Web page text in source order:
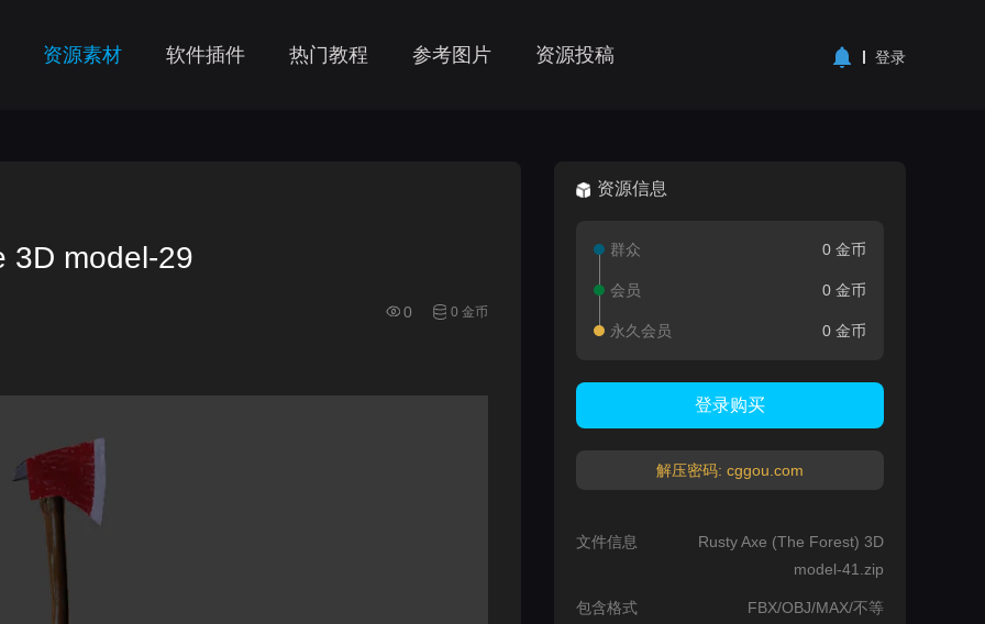
资源素材 软件插件 热门教程 参考图片 资源投稿 登录
3D model-29
0 0 金币
资源信息
群众 0 金币
会员 0 金币
永久会员 0 金币
登录购买
解压密码: cggou.com
文件信息
Rusty Axe (The Forest) 3D
model-41.zip
包含格式 FBX/OBJ/MAX/不等